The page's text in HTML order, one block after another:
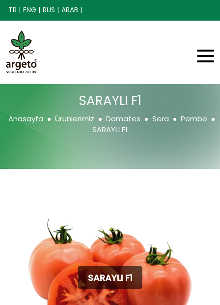
TR | ENG | RUS | ARAB |
SARAYLI F1
Anasayfa Ürünlerimiz Domates Sera
Pembe
SARAYLI F1
SARAYLI F1